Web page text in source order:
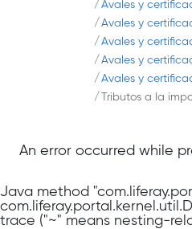
Avales y
Avales y
Avales y
Avales y
Avales y
Tributos a la
An error occurred while
Java method
trace ("~" means nesting-